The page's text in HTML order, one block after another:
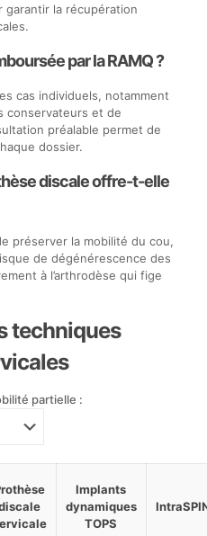
la récupération
par la RAMQ ?
cas individuels, notamment
conservateurs et de
préalable permet de
dossier.
discale offre-t-elle
préserver la mobilité du cou,
de dégénérescence des
à l’arthrodèse qui fige
techniques
partielle :
Implants
dynamiques
TOPS